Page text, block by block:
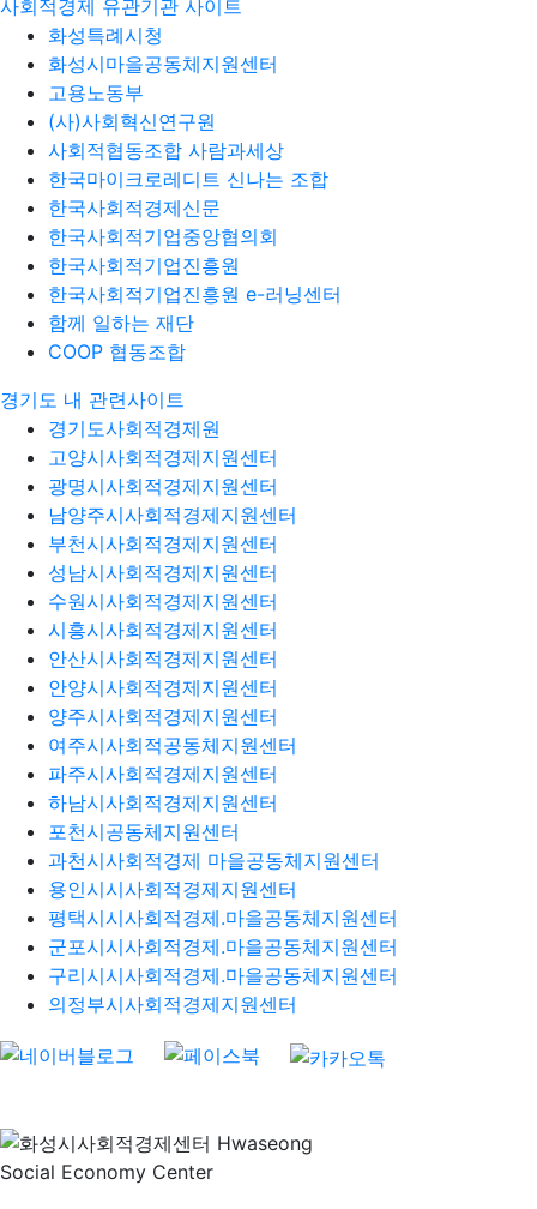
사회적경제 유관기관 사이트
화성특례시청
화성시마을공동체지원센터
고용노동부
(사)사회혁신연구원
사회적협동조합 사람과세상
한국마이크로레디트 신나는 조합
한국사회적경제신문
한국사회적기업중앙협의회
한국사회적기업진흥원
한국사회적기업진흥원 e-러닝센터
함께 일하는 재단
COOP 협동조합
경기도 내 관련사이트
경기도사회적경제원
고양시사회적경제지원센터
광명시사회적경제지원센터
남양주시사회적경제지원센터
부천시사회적경제지원센터
성남시사회적경제지원센터
수원시사회적경제지원센터
시흥시사회적경제지원센터
안산시사회적경제지원센터
안양시사회적경제지원센터
양주시사회적경제지원센터
여주시사회적공동체지원센터
파주시사회적경제지원센터
하남시사회적경제지원센터
포천시공동체지원센터
과천시사회적경제 마을공동체지원센터
용인시시사회적경제지원센터
평택시시사회적경제.마을공동체지원센터
군포시시사회적경제.마을공동체지원센터
구리시시사회적경제.마을공동체지원센터
의정부시사회적경제지원센터